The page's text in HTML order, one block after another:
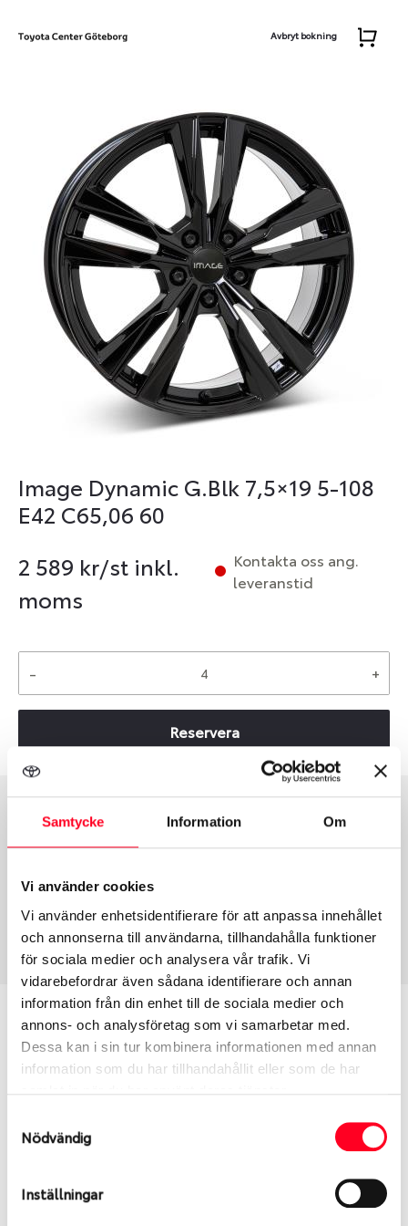
Samtycke Information Om
Vi använder cookies
Vi använder enhetsidentifierare för att anpassa innehållet
och annonserna till användarna, tillhandahålla funktioner
för sociala medier och analysera vår trafik. Vi
vidarebefordrar även sådana identifierare och annan
information från din enhet till de sociala medier och
annons- och analysföretag som vi samarbetar med.
Dessa kan i sin tur kombinera informationen med annan
information som du har tillhandahållit eller som de har
Nödvändig
Inställningar
Avbryt bokning
Image Dynamic G.Blk 7,5×19 5-108
E42 C65,06 60
2 589 kr/st inkl.
moms
Kontakta oss ang.
leveranstid
- +
Reservera
Group
Fälg PV/C LM
Tum
19
42
Centre Diameter
108
Art nummer
6508
Passar denna fälg min bil?
Ange registreringsnummer för att se om den fälg
Ibland kan fälgen ha bytts ut under årens lopp och
inte vara samma dimension som bilen hade ut från